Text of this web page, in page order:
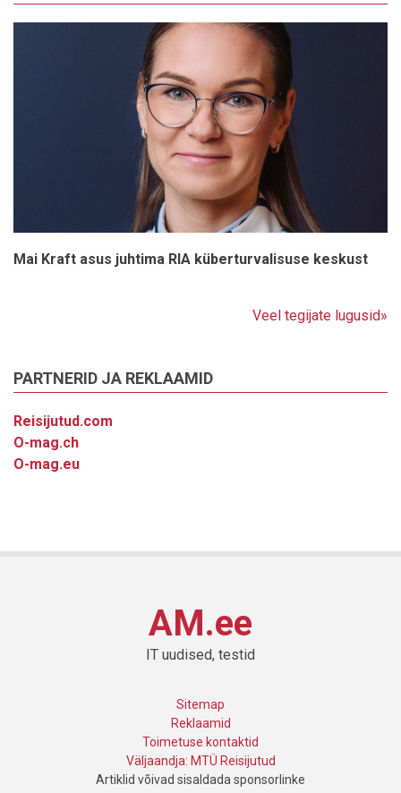
Mai Kraft asus juhtima RIA küberturvalisuse keskust
Veel tegijate lugusid»
PARTNERID JA REKLAAMID
Reisijutud.com
O-mag.ch
O-mag.eu
AM.ee
IT uudised, testid
Sitemap
Reklaamid
Toimetuse kontaktid
Väljaandja: MTÜ Reisijutud
Artiklid võivad sisaldada sponsorlinke